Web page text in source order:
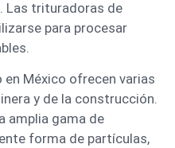
Las trituradoras de
para procesar
México ofrecen varias
y de la construcción.
amplia gama de
forma de partículas,